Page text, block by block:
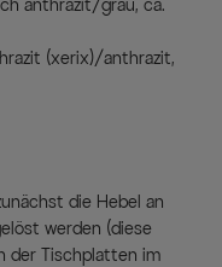
anthrazit/grau, ca.
(xerix)/anthrazit,
die Hebel an
werden (diese
der Tischplatten im